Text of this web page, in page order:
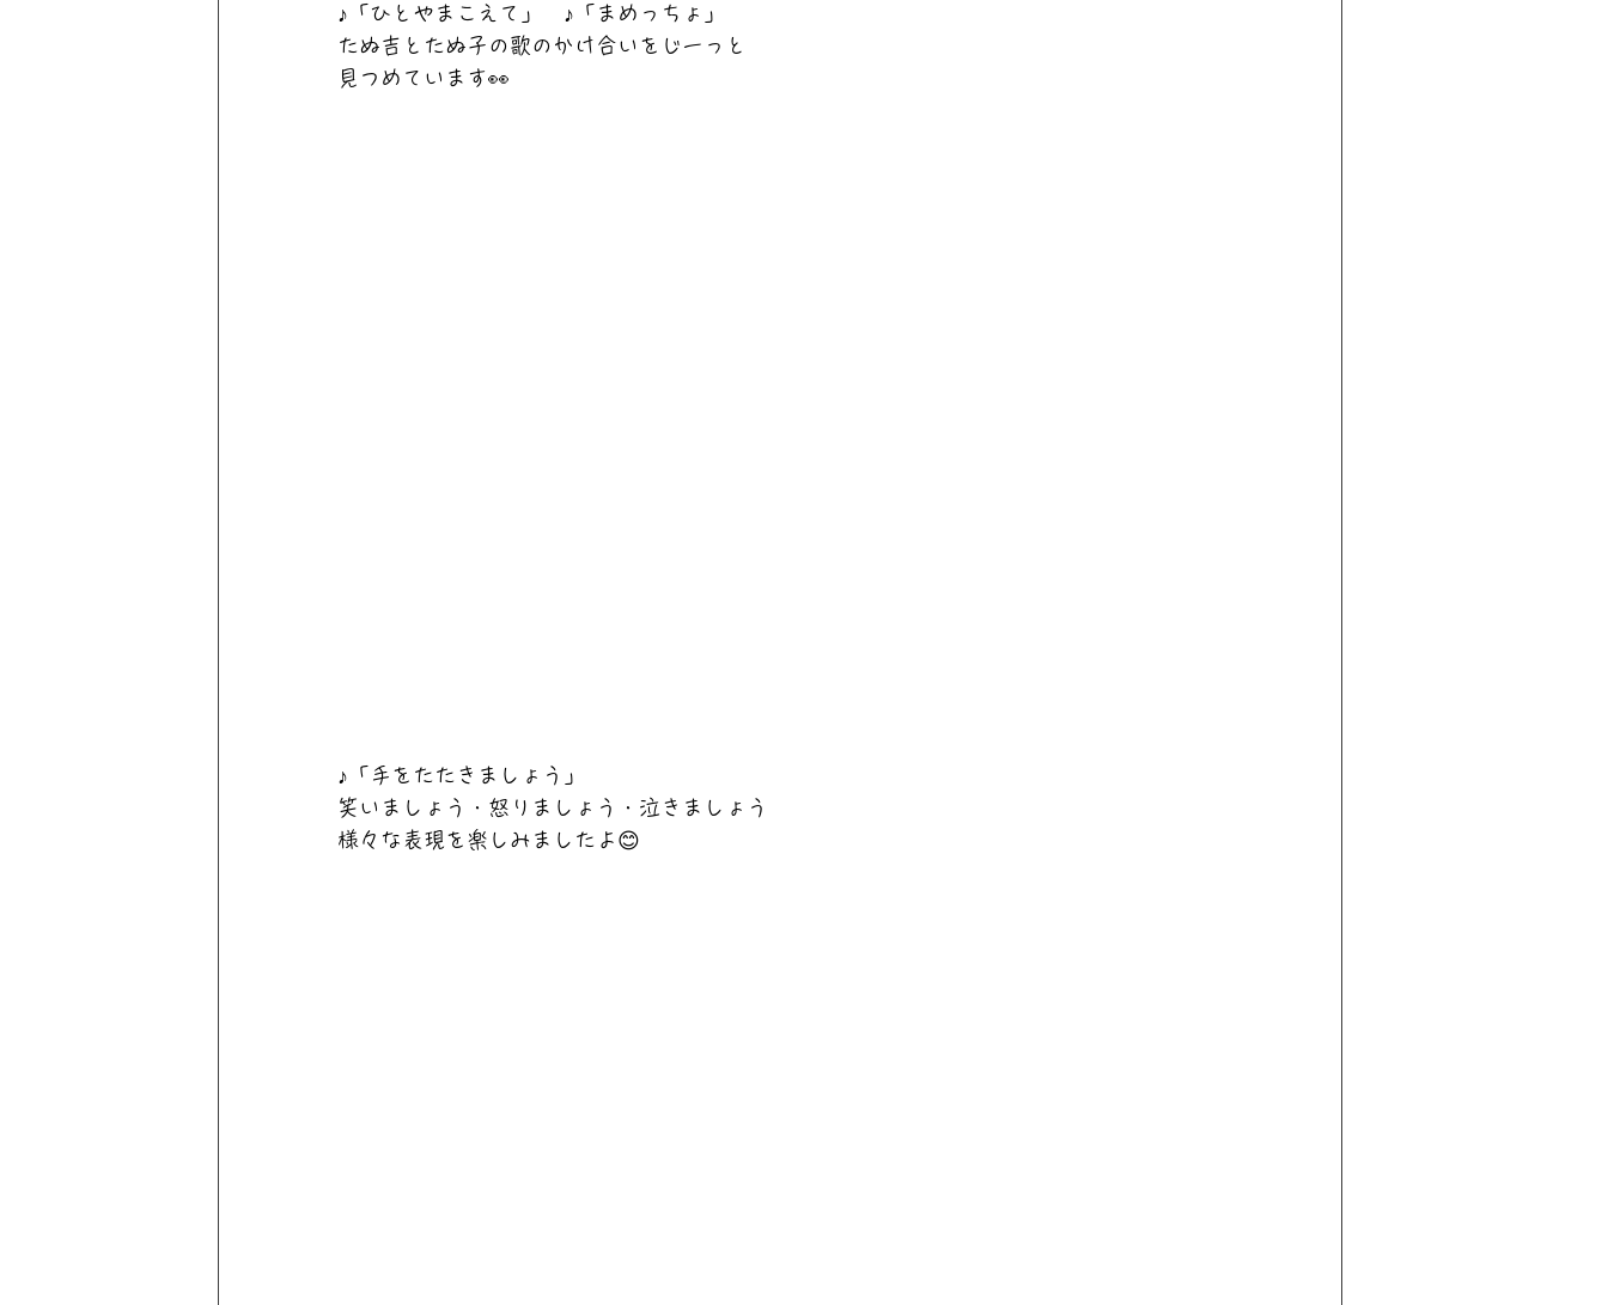
♪「ひとやまこえて」　♪「まめっちょ」
たぬ吉とたぬ子の歌のかけ合いをじーっと
見つめています👀
♪「手をたたきましょう」
笑いましょう・怒りましょう・泣きましょう
様々な表現を楽しみましたよ😊